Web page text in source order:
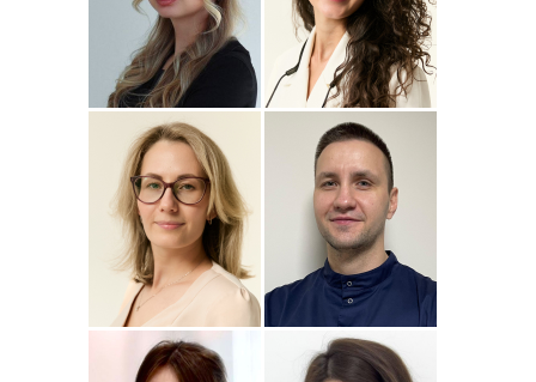
Подробнеео Полина
Соколовская
Стоматолог-терапевт
Подробнее о
Прохорова
Анастасия
Стоматолог-терапевт
Подробнеео
Сейфетдинова
Юлия
Стоматолог-ортодонт
Подробнеео
Симонов
Стоматолог детский